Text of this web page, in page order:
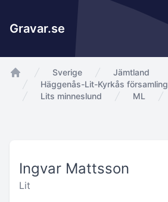
Gravar.se
app.Start
Sverige
Jämtland
Häggenås-Lit-Kyrkås församling
Lits minneslund
ML
Ingvar Mattsson
Lit